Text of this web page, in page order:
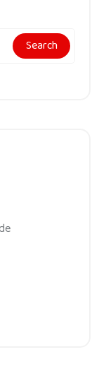
Search